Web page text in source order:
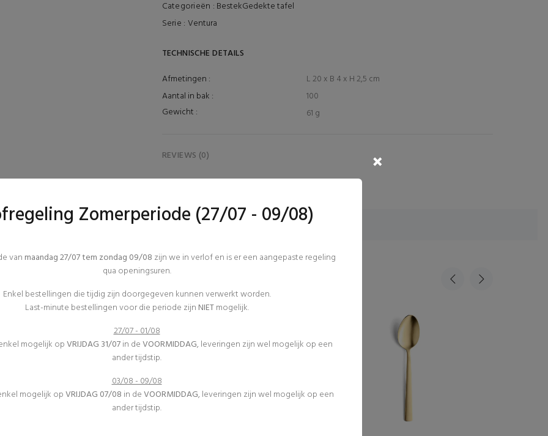
Categorieën : BestekGedekte tafel
Serie : Ventura
TECHNISCHE DETAILS
Afmetingen :
L 20 x B 4 x H 2,5 cm
Aantal in bak :
100
Gewicht :
61 g
REVIEWS (0)
Zomerperiode (27/07 - 09/08)
van maandag 27/07 tem zondag 09/08 zijn we in verlof en is er een aangepaste regeling
qua openingsuren.
Enkel bestellingen die tijdig zijn doorgegeven kunnen verwerkt worden.
Last-minute bestellingen voor die periode zijn NIETmogelijk.
27/07 - 01/08
mogelijk opVRIJDAG 31/07in deVOORMIDDAG, leveringen zijn wel mogelijk op een
ander tijdstip.
03/08 - 09/08
mogelijk opVRIJDAG 07/08 in deVOORMIDDAG, leveringen zijn wel mogelijk op een
ander tijdstip.